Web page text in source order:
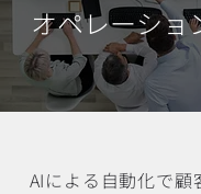
オペレーショ
AIによる自動化で顧